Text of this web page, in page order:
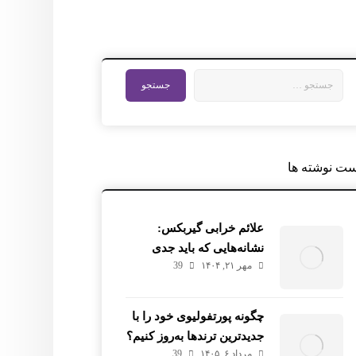
نوشته ها
علائم خرابی گیربکس:
نشانه‌هایی که باید جدی
بگیرید
مهر ۲۱, ۱۴۰۴ 39
چگونه پورتفولیوی خود را با
جدیدترین ترندها به‌روز کنیم؟
مرداد ۶, ۱۴۰۵ 39